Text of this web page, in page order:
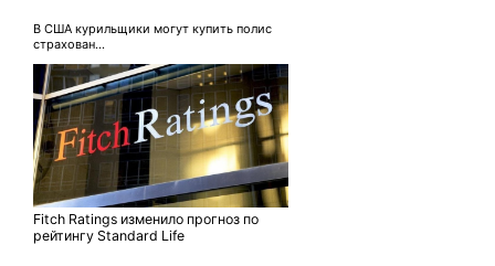
В США курильщики могут купить полис
страхован...
Fitch Ratings изменило прогноз по
рейтингу Standard Life